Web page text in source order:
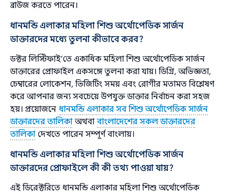
ব্রাউজ করতে পারেন।
ধানমন্ডি এলাকার মহিলা শিশু অর্থোপেডিক সার্জন
ডাক্তারদের মধ্যে তুলনা কীভাবে করব?
ডক্টর লিস্টিফাই’তে একাধিক মহিলা শিশু অর্থোপেডিক সার্জন
ডাক্তারের প্রোফাইল একসঙ্গে তুলনা করা যায়। ডিগ্রি, অভিজ্ঞতা,
চেম্বারের লোকেশন, ভিজিটিং সময় এবং রোগীর মতামত বিশ্লেষণ
করে আপনার জন্য সবচেয়ে উপযুক্ত ডাক্তার নির্বাচন করা সহজ
হয়। প্রয়োজনে ধানমন্ডি এলাকার সব শিশু অর্থোপেডিক সার্জন
ডাক্তারদের তালিকাঅথবাবাংলাদেশের সকল ডাক্তারদের
তালিকা দেখতে পারেন সম্পূর্ণ বাংলায়।
ধানমন্ডি এলাকার মহিলা শিশু অর্থোপেডিক সার্জন
ডাক্তারদের প্রোফাইলে কী কী তথ্য পাওয়া যায়?
এই ডিরেক্টরিতে ধানমন্ডি এলাকার মহিলা শিশু অর্থোপেডিক